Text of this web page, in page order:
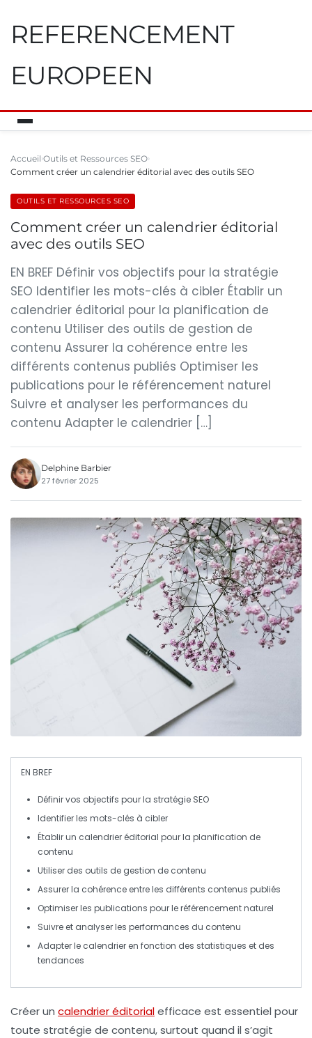
REFERENCEMENT
EUROPEEN
Accueil Outils et Ressources SEO
Comment créer un calendrier éditorial avec des outils SEO
OUTILS ET RESSOURCES SEO
Comment créer un calendrier éditorial
avec des outils SEO
EN BREF Définir vos objectifs pour la stratégie
SEO Identifier les mots-clés à cibler Établir un
calendrier éditorial pour la planification de
contenu Utiliser des outils de gestion de
contenu Assurer la cohérence entre les
différents contenus publiés Optimiser les
publications pour le référencement naturel
Suivre et analyser les performances du
contenu Adapter le calendrier […]
Delphine Barbier
27 février 2025
EN BREF
Définir vos objectifs pour la stratégie SEO
Identifier les mots-clés à cibler
Établir un calendrier éditorial pour la planification de
contenu
Utiliser des outils de gestion de contenu
Assurer la cohérence entre les différents contenus publiés
Optimiser les publications pour le référencement naturel
Suivre et analyser les performances du contenu
Adapter le calendrier en fonction des statistiques et des
tendances
Créer un calendrier éditorialefficace est essentiel pour
toute stratégie de contenu, surtout quand il s’agit